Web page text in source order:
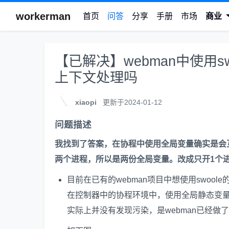
workerman 首页 问答 分享 手册 市场 商业
【已解决】webman中使
上下文处理吗
xiaopi 更新于2024-01-12
问题描述
我找到了答案，在协程中使用全局变量确实是
两个进程，所以是两份全局变量。改成只开1个
目前在已有的webman项目中想使用swoole
在控制器中的协程环境中，使用全局静态变
实际上并没有发现污染，是webman已经做